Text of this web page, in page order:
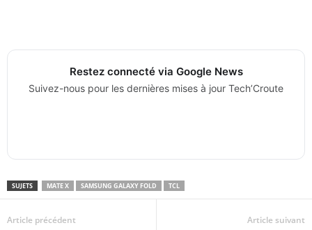
Restez connecté via Google News
Suivez-nous pour les dernières mises à jour Tech’Croute
SUJETS MATE X SAMSUNG GALAXY FOLD TCL
Article précédent Article suivant